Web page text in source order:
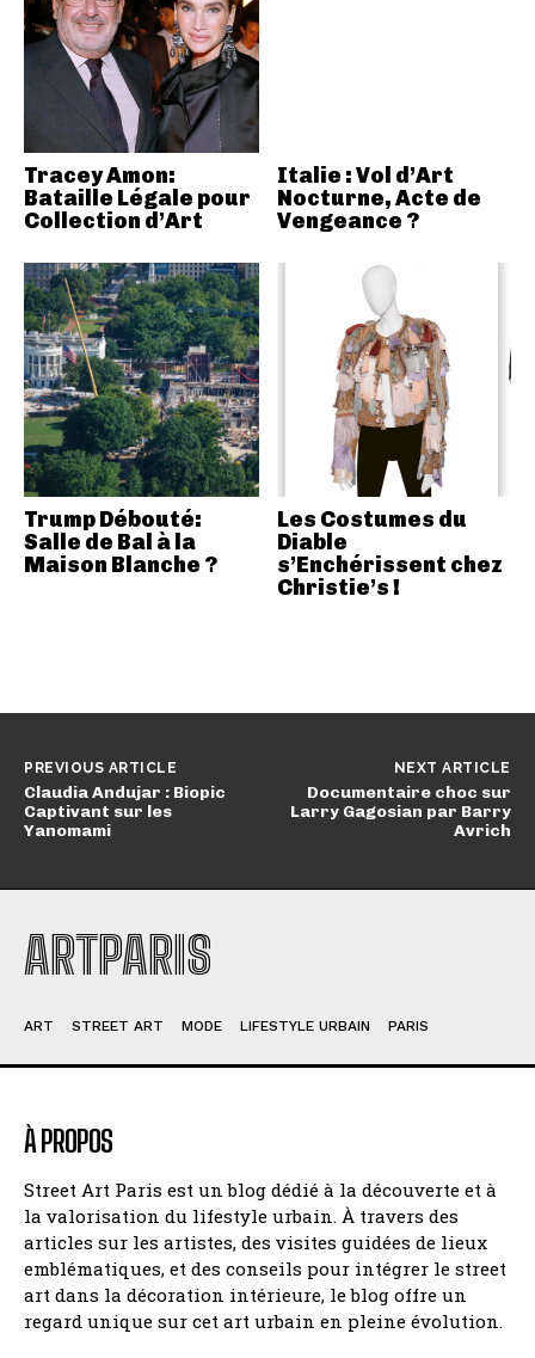
Tracey Amon:
Bataille Légale pour
Collection d’Art
Italie : Vol d’Art
Nocturne, Acte de
Vengeance ?
Trump Débouté:
Salle de Bal à la
Maison Blanche ?
Les Costumes du
Diable
s’Enchérissent chez
Christie’s !
PREVIOUS ARTICLE
Claudia Andujar : Biopic
Captivant sur les
Yanomami
NEXT ARTICLE
Documentaire choc sur
Larry Gagosian par Barry
Avrich
ARTPARIS
ART STREET ART MODE LIFESTYLE URBAIN PARIS
À PROPOS
Street Art Paris est un blog dédié à la découverte et à
la valorisation du lifestyle urbain. À travers des
articles sur les artistes, des visites guidées de lieux
emblématiques, et des conseils pour intégrer le street
art dans la décoration intérieure, le blog offre un
regard unique sur cet art urbain en pleine évolution.